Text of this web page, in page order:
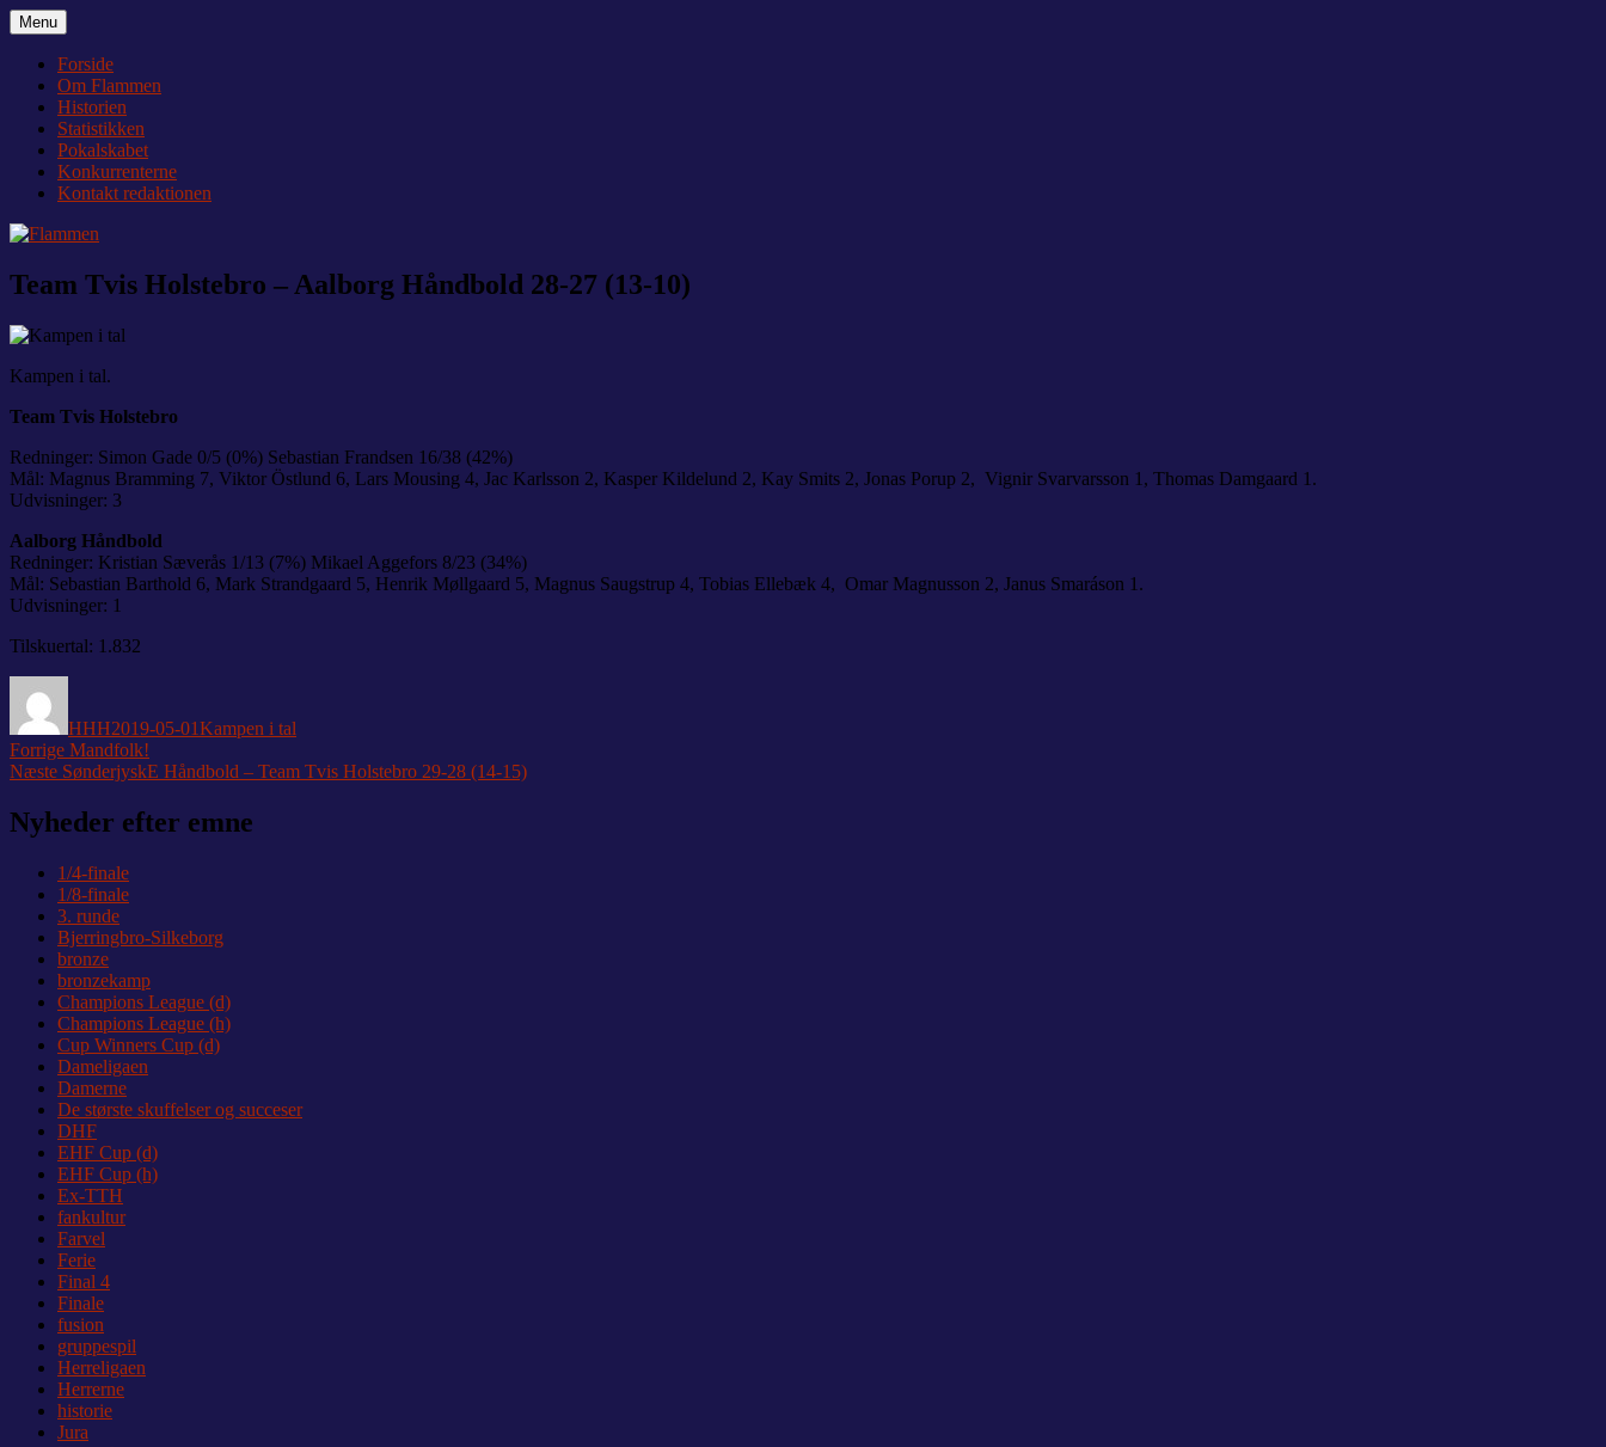
Videre
til
indhold
Flammen
Nyheder og debat om Team Tvis Holstebro
Menu
Forside
Om Flammen
Historien
Statistikken
Pokalskabet
Konkurrenterne
Kontakt redaktionen
Team Tvis Holstebro – Aalborg Håndbold 28-27 (13-10)
Kampen i tal.
Team Tvis Holstebro
Redninger: Simon Gade 0/5 (0%) Sebastian Frandsen 16/38 (42%)
Mål: Magnus Bramming 7, Viktor Östlund 6, Lars Mousing 4, Jac Karlsson 2, Kasper Kildelund 2, Kay Smits 2, Jonas Porup 2, Vignir Svarvarsson 1, Thomas Damgaard 1.
Udvisninger: 3
Aalborg Håndbold
Redninger: Kristian Sæverås 1/13 (7%) Mikael Aggefors 8/23 (34%)
Mål: Sebastian Barthold 6, Mark Strandgaard 5, Henrik Møllgaard 5, Magnus Saugstrup 4, Tobias Ellebæk 4, Omar Magnusson 2, Janus Smaráson 1.
Udvisninger: 1
Tilskuertal: 1.832
HHH2019-05-01Kampen i tal
Indlægsnavigation
Forrige Forrige
indlæg:
Mandfolk!
Næste Næste
SønderjyskE Håndbold – Team Tvis Holstebro 29-28 (14-15)
Nyheder efter emne
1/4-finale
1/8-finale
3. runde
Bjerringbro-Silkeborg
bronze
bronzekamp
Champions League (d)
Champions League (h)
Cup Winners Cup (d)
Dameligaen
Damerne
De største skuffelser og succeser
DHF
EHF Cup (d)
EHF Cup (h)
Ex-TTH
fankultur
Farvel
Ferie
Final 4
Finale
fusion
gruppespil
Herreligaen
Herrerne
historie
Jura